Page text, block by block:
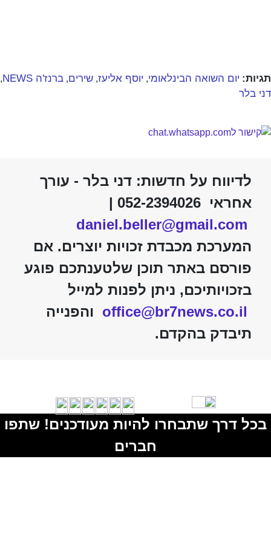
תגיות: יום השואה הבינלאומי, יוסף אליעז, שירים, ברנז'ה NEWS ,
דני בלר
לדיווח על חדשות: דני בלר - עורך
אחראי 052-2394026 |
daniel.beller@gmail.com
המערכת מכבדת זכויות יוצרים. אם
פורסם באתר תוכן שלטענתכם פוגע
בזכויותיכם, ניתן לפנות למייל
office@br7news.co.il והפנייה
תיבדק בהקדם.
בכל דרך שתבחרו להיות מעודכנים! שתפו
חברים